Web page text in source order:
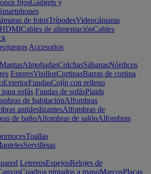
fijosGadgets y
de fotosTrípodesVideocámaras
Cables de alimentaciónCables
Accesorios
MantasAlmohadasColchasSábanasNórdicos
EstoresVisillosCortinasBarras de cortina
ExteriorFundasCojín con relleno
sofás Fundas de sofásPlaids
de habitaciónAlfombras
antideslizantesAlfombras de
de bañoAlfombras de salónAlfombras
Toallas
Servilletas
LetrerosEspejosRelojes de
Cuadros pintados a manoMarcosPlacas